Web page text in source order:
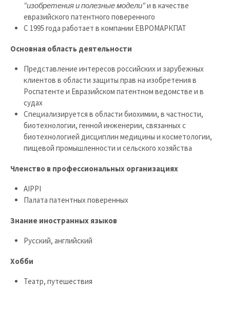
"изобретения и полезные модели"и в качестве
евразийского патентного поверенного
С 1995 года работает в компании ЕВРОМАРКПАТ
Основная область деятельности
Представление интересов российских и зарубежных
клиентов в области защиты прав на изобретения в
Роспатенте и Евразийском патентном ведомстве и в
судах
Специализируется в области биохимии, в частности,
биотехнологии, генной инженерии, связанных с
биотехнологией дисциплин медицины и косметологии,
пищевой промышленности и сельского хозяйства
Членство в профессиональных организациях
AIPPI
Палата патентных поверенных
Знание иностранных языков
Русский, английский
Хобби
Театр, путешествия